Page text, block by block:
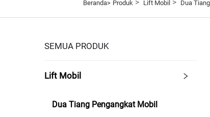
Beranda> Produk> Lift Mobil> Dua
SEMUA PRODUK
Lift Mobil
Dua Tiang Pengangkat Mobil